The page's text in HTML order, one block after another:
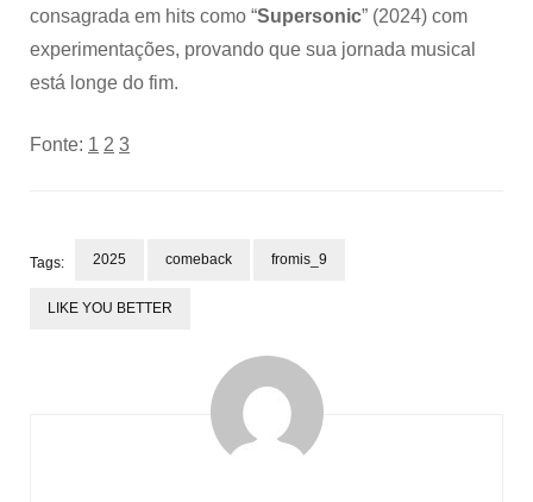
consagrada em hits como “Supersonic” (2024) com
experimentações, provando que sua jornada musical
está longe do fim.
Fonte: 1 2 3
Tags: 2025 comeback fromis_9
LIKE YOU BETTER